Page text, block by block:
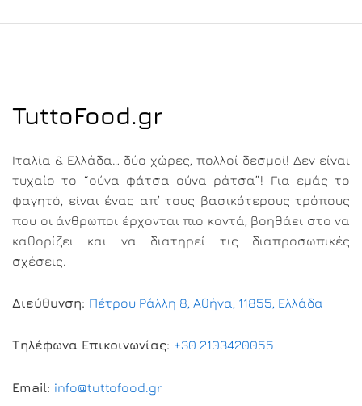
TuttoFood.gr
Ιταλία & Ελλάδα… δύο χώρες, πολλοί δεσμοί! Δεν είναι
τυχαίο το “ούνα φάτσα ούνα ράτσα”! Για εμάς το
φαγητό, είναι ένας απ’ τους βασικότερους τρόπους
που οι άνθρωποι έρχονται πιο κοντά, βοηθάει στο να
καθορίζει και να διατηρεί τις διαπροσωπικές
σχέσεις.
Διεύθυνση: Πέτρου Ράλλη 8, Αθήνα, 11855, Ελλάδα
Τηλέφωνα Επικοινωνίας: +30 2103420055
Email: info@tuttofood.gr